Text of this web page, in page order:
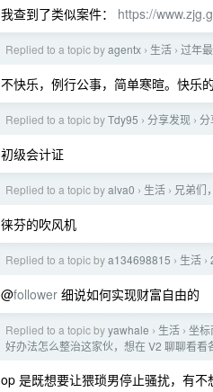
我查到了类似案件： https://
Replied to a topic byagentx › 生活 › 过年
不快乐，例行公事，简单寒暄。快乐
Replied to a topic byTdy95 › 分享发现 › 分
初级会计证
Replied to a topic byalva0 › 生活 › 兄弟们
徕芬的吹风机
Replied to a topic bya134698815 › 生活 ›
@follower 细说如何实现财富自由的
Replied to a topic byyawhale › 生活 › 坐标
好办法怎么整治这家伙，想在 V2 聊聊看看
op 是既想要让猥琐男停止骚扰，有